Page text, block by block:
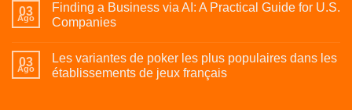
03
Ago
Finding a Business via AI: A Practical Guide for U.S.
Companies
03
Ago
Les variantes de poker les plus populaires dans les
établissements de jeux français